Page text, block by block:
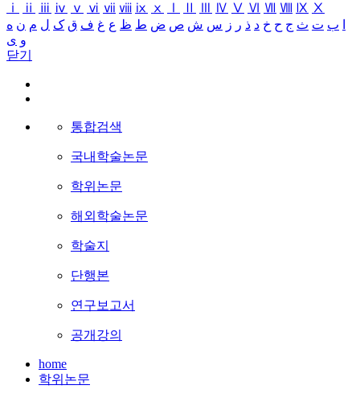
ⅰ
ⅱ ⅲ ⅳ ⅴ ⅵ ⅶ ⅷ ⅸ ⅹ Ⅳ Ⅴ Ⅵ Ⅶ Ⅷ Ⅸ Ⅹ
ب ت ث ج ح خ د ذ ر ز س ش ص ض ط ظ ع غ ف ق ک ل م ن ه
و ی
닫기
통합검색
국내학술논문
학위논문
해외학술논문
학술지
단행본
연구보고서
공개강의
home
학위논문